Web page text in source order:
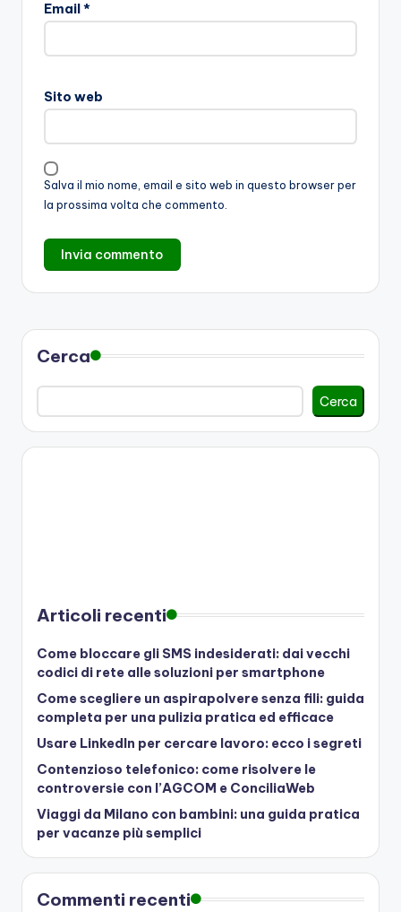
Email*
Sito web
Salva il mio nome, email e sito web in questo browser per
la prossima volta che commento.
Cerca
Cerca
Articoli recenti
Come bloccare gli SMS indesiderati: dai vecchi
codici di rete alle soluzioni per smartphone
Come scegliere un aspirapolvere senza fili: guida
completa per una pulizia pratica ed efficace
Usare LinkedIn per cercare lavoro: ecco i segreti
Contenzioso telefonico: come risolvere le
controversie con l’AGCOM e ConciliaWeb
Viaggi da Milano con bambini: una guida pratica
per vacanze più semplici
Commenti recenti